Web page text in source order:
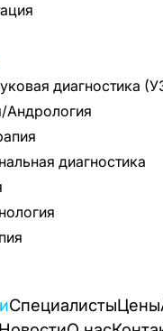
диагностика
Андрология
диагностика
СпециалистыЦены